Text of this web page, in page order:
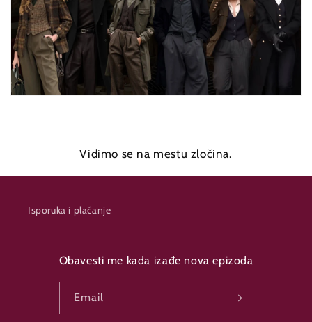
Vidimo se na mestu zločina.
Isporuka i plaćanje
Obavesti me kada izađe nova epizoda
Email